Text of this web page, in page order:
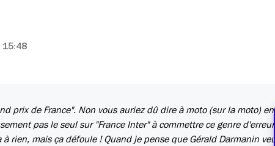
prix de France". Non vous auriez dû dire à moto (sur la moto) en
pas le seul sur "France Inter" à commettre ce genre d'erreur.
rien, mais ça défoule ! Quand je pense que Gérald Darmanin veut